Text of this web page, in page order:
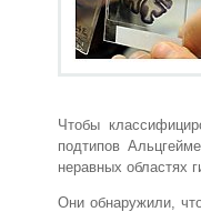
Чтобы
подтипов
неравных областях
Они обнаружили,